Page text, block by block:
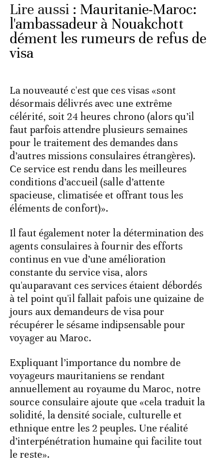
Lire aussi : Mauritanie-Maroc:
l'ambassadeur à Nouakchott
dément les rumeurs de refus de
visa
La nouveauté c'est que ces visas «sont
désormais délivrés avec une extrême
célérité, soit 24 heures chrono (alors qu’il
faut parfois attendre plusieurs semaines
pour le traitement des demandes dans
d’autres missions consulaires étrangères).
Ce service est rendu dans les meilleures
conditions d’accueil (salle d’attente
spacieuse, climatisée et offrant tous les
éléments de confort)».
Il faut également noter la détermination des
agents consulaires à fournir des efforts
continus en vue d’une amélioration
constante du service visa, alors
qu'auparavant ces services étaient débordés
à tel point qu'il fallait pafois une quizaine de
jours aux demandeurs de visa pour
récupérer le sésame indipsensable pour
voyager au Maroc.
Expliquant l’importance du nombre de
voyageurs mauritaniens se rendant
annuellement au royaume du Maroc, notre
source consulaire ajoute que «cela traduit la
solidité, la densité sociale, culturelle et
ethnique entre les 2 peuples. Une réalité
d’interpénétration humaine qui facilite tout
le reste».